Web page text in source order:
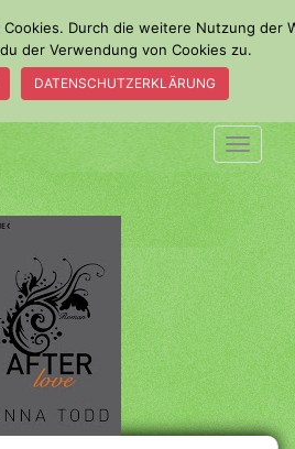
Durch die weitere Nutzung der
der Verwendung von Cookies zu.
DATENSCHUTZERKLÄRUNG